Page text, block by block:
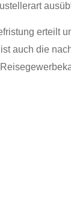
erteilt
auch die